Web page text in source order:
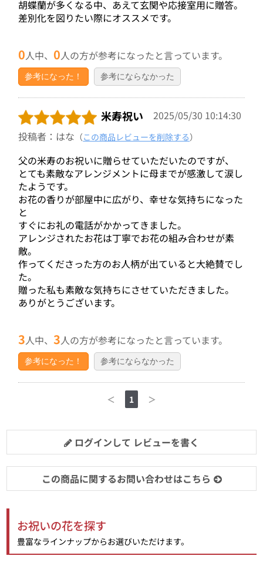
胡蝶蘭が多くなる中、あえて玄関や応接室用に贈答。
差別化を図りたい際にオススメです。
0人中、0人の方が参考になったと言っています。
参考になった！ 参考にならなかった
米寿祝い
2025/05/30 10:14:30
投稿者：はな （この商品レビューを削除する）
父の米寿のお祝いに贈らせていただいたのですが、
とても素敵なアレンジメントに母までが感激して涙し
たようです。
お花の香りが部屋中に広がり、幸せな気持ちになった
と
すぐにお礼の電話がかかってきました。
アレンジされたお花は丁寧でお花の組み合わせが素
敵。
作ってくださった方のお人柄が出ていると大絶賛でし
た。
贈った私も素敵な気持ちにさせていただきました。
ありがとうございます。
3人中、3人の方が参考になったと言っています。
参考になった！ 参考にならなかった
＜ 1 ＞
ログインして レビューを書く
この商品に関するお問い合わせはこちら
お祝いの花を探す
豊富なラインナップからお選びいただけます。